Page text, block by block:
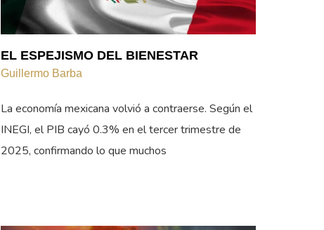
EL ESPEJISMO DEL BIENESTAR
Guillermo Barba
La economía mexicana volvió a contraerse. Según el
INEGI, el PIB cayó 0.3% en el tercer trimestre de
2025, confirmando lo que muchos